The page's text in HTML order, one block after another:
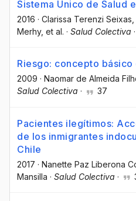
Sistema Único de Salud
2016 · Clarissa Terenzi Seixas
Merhy, et al. · Salud Colectiva ·
Riesgo: concepto
2009 · Naomar de Almeida
Salud Colectiva · 37
Pacientes ilegítimos:
de los inmigrantes
Chile
2017 · Nanette Paz Liberona
Mansilla · Salud Colectiva ·